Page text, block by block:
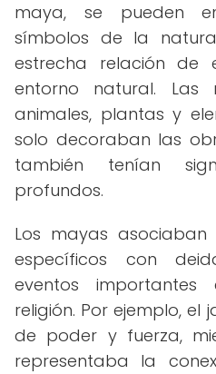
maya, se pueden
símbolos de la
estrecha relación de
entorno natural. Las
animales, plantas y
solo decoraban las
también tenían
profundos.
Los mayas
específicos con
eventos
religión. Por ejemplo,
de poder y fuerza,
representaba la